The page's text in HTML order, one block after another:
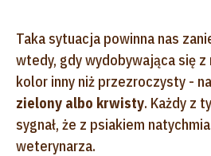
Taka sytuacja powinna nas
wtedy, gdy wydobywająca się
kolor inny niż przezroczysty -
zielony albo krwisty. Każdy z
sygnał, że z psiakiem
weterynarza.